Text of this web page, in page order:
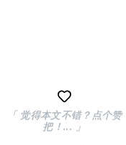
「 觉得本文不错？点个赞
把！... 」